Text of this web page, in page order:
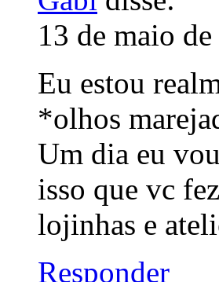
13 de maio
Eu estou
*olhos
Um dia eu
isso que vc
lojinhas e
Responder